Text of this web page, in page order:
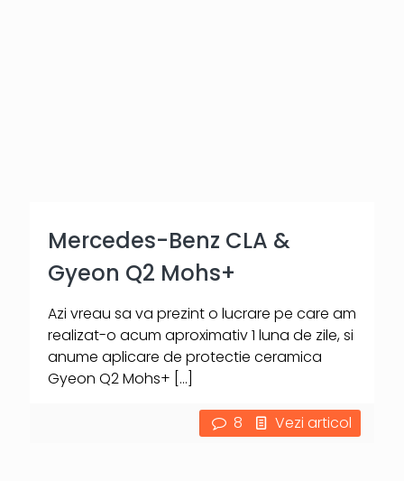
Mercedes-Benz CLA &
Gyeon Q2 Mohs+
Azi vreau sa va prezint o lucrare pe care am
realizat-o acum aproximativ 1 luna de zile, si
anume aplicare de protectie ceramica
Gyeon Q2 Mohs+ […]
8 Vezi articol